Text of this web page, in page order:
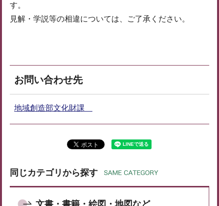
す。
見解・学説等の相違については、ご了承ください。
お問い合わせ先
地域創造部文化財課
同じカテゴリから探す
文書・書籍・絵図・地図など